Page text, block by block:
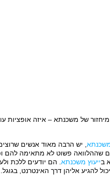
של משכנתא – איזה אופציות
משכנתא , יש הרבה מאוד אנשים
שההלוואה פשוט לא מתאימה
בייעוץ משכנתא . הם יודעים ללכת
להגיע אליהן דרך האינטרנט,